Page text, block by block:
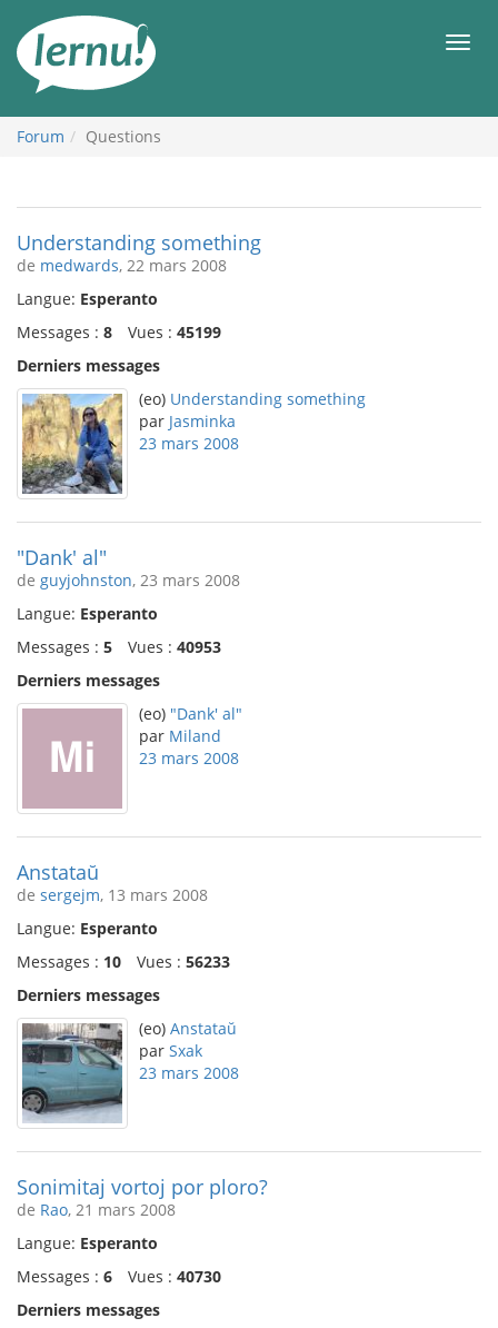
contenu
Forum Questions
Understanding something
de medwards, 22 mars 2008
Langue: Esperanto
Messages : 8 Vues : 45199
Derniers messages
(eo) Understanding something
par Jasminka
23 mars 2008
"Dank' al"
de guyjohnston, 23 mars 2008
Langue: Esperanto
Messages : 5 Vues : 40953
Derniers messages
(eo) "Dank' al"
par Miland
23 mars 2008
Anstataŭ
de sergejm, 13 mars 2008
Langue: Esperanto
Messages : 10 Vues : 56233
Derniers messages
(eo) Anstataŭ
par Sxak
23 mars 2008
Sonimitaj vortoj por ploro?
de Rao, 21 mars 2008
Langue: Esperanto
Messages : 6 Vues : 40730
Derniers messages